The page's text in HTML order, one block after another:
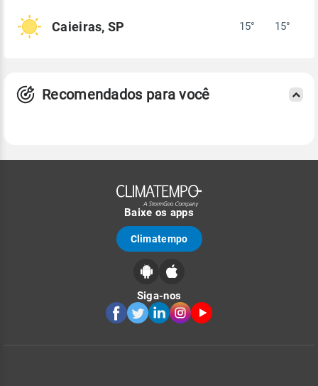
Caieiras, SP 15° 15°
Recomendados para você
Baixe os apps
Climatempo
Siga-nos